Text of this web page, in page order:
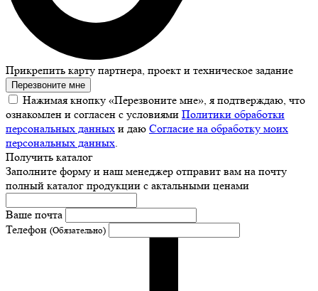
Прикрепить карту партнера, проект и техническое задание
Перезвоните мне
Нажимая кнопку «Перезвоните мне», я подтверждаю, что
ознакомлен и согласен с условиями Политики обработки
персональных данных и даю Согласие на обработку моих
персональных данных.
Получить каталог
Заполните форму и наш менеджер отправит вам на почту
полный каталог продукции с актальными ценами
Ваше почта
Телефон (Обязательно)